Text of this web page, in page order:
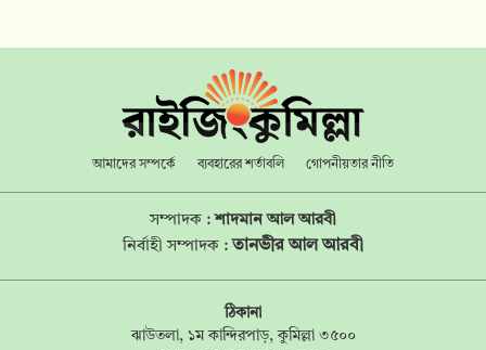
আমাদের সম্পর্কে ব্যবহারের শর্তাবলি গোপনীয়তার নীতি
সম্পাদক :শাদমান আল আরবী
নির্বাহী সম্পাদক : তানভীর আল আরবী
ঠিকানা
ঝাউতলা, ১ম কান্দিরপাড়, কুমিল্লা ৩৫০০